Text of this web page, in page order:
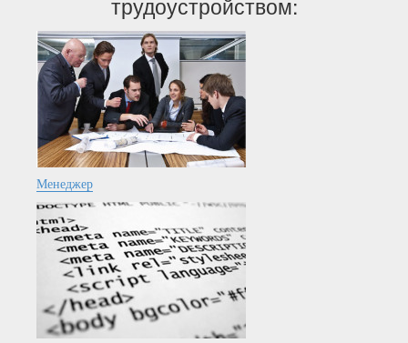
трудоустройством:
Менеджер